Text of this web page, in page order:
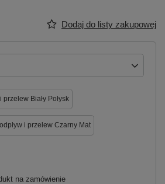
Dodaj do listy zakupowej
Biały Połysk
i przelew Czarny Mat
na zamówienie